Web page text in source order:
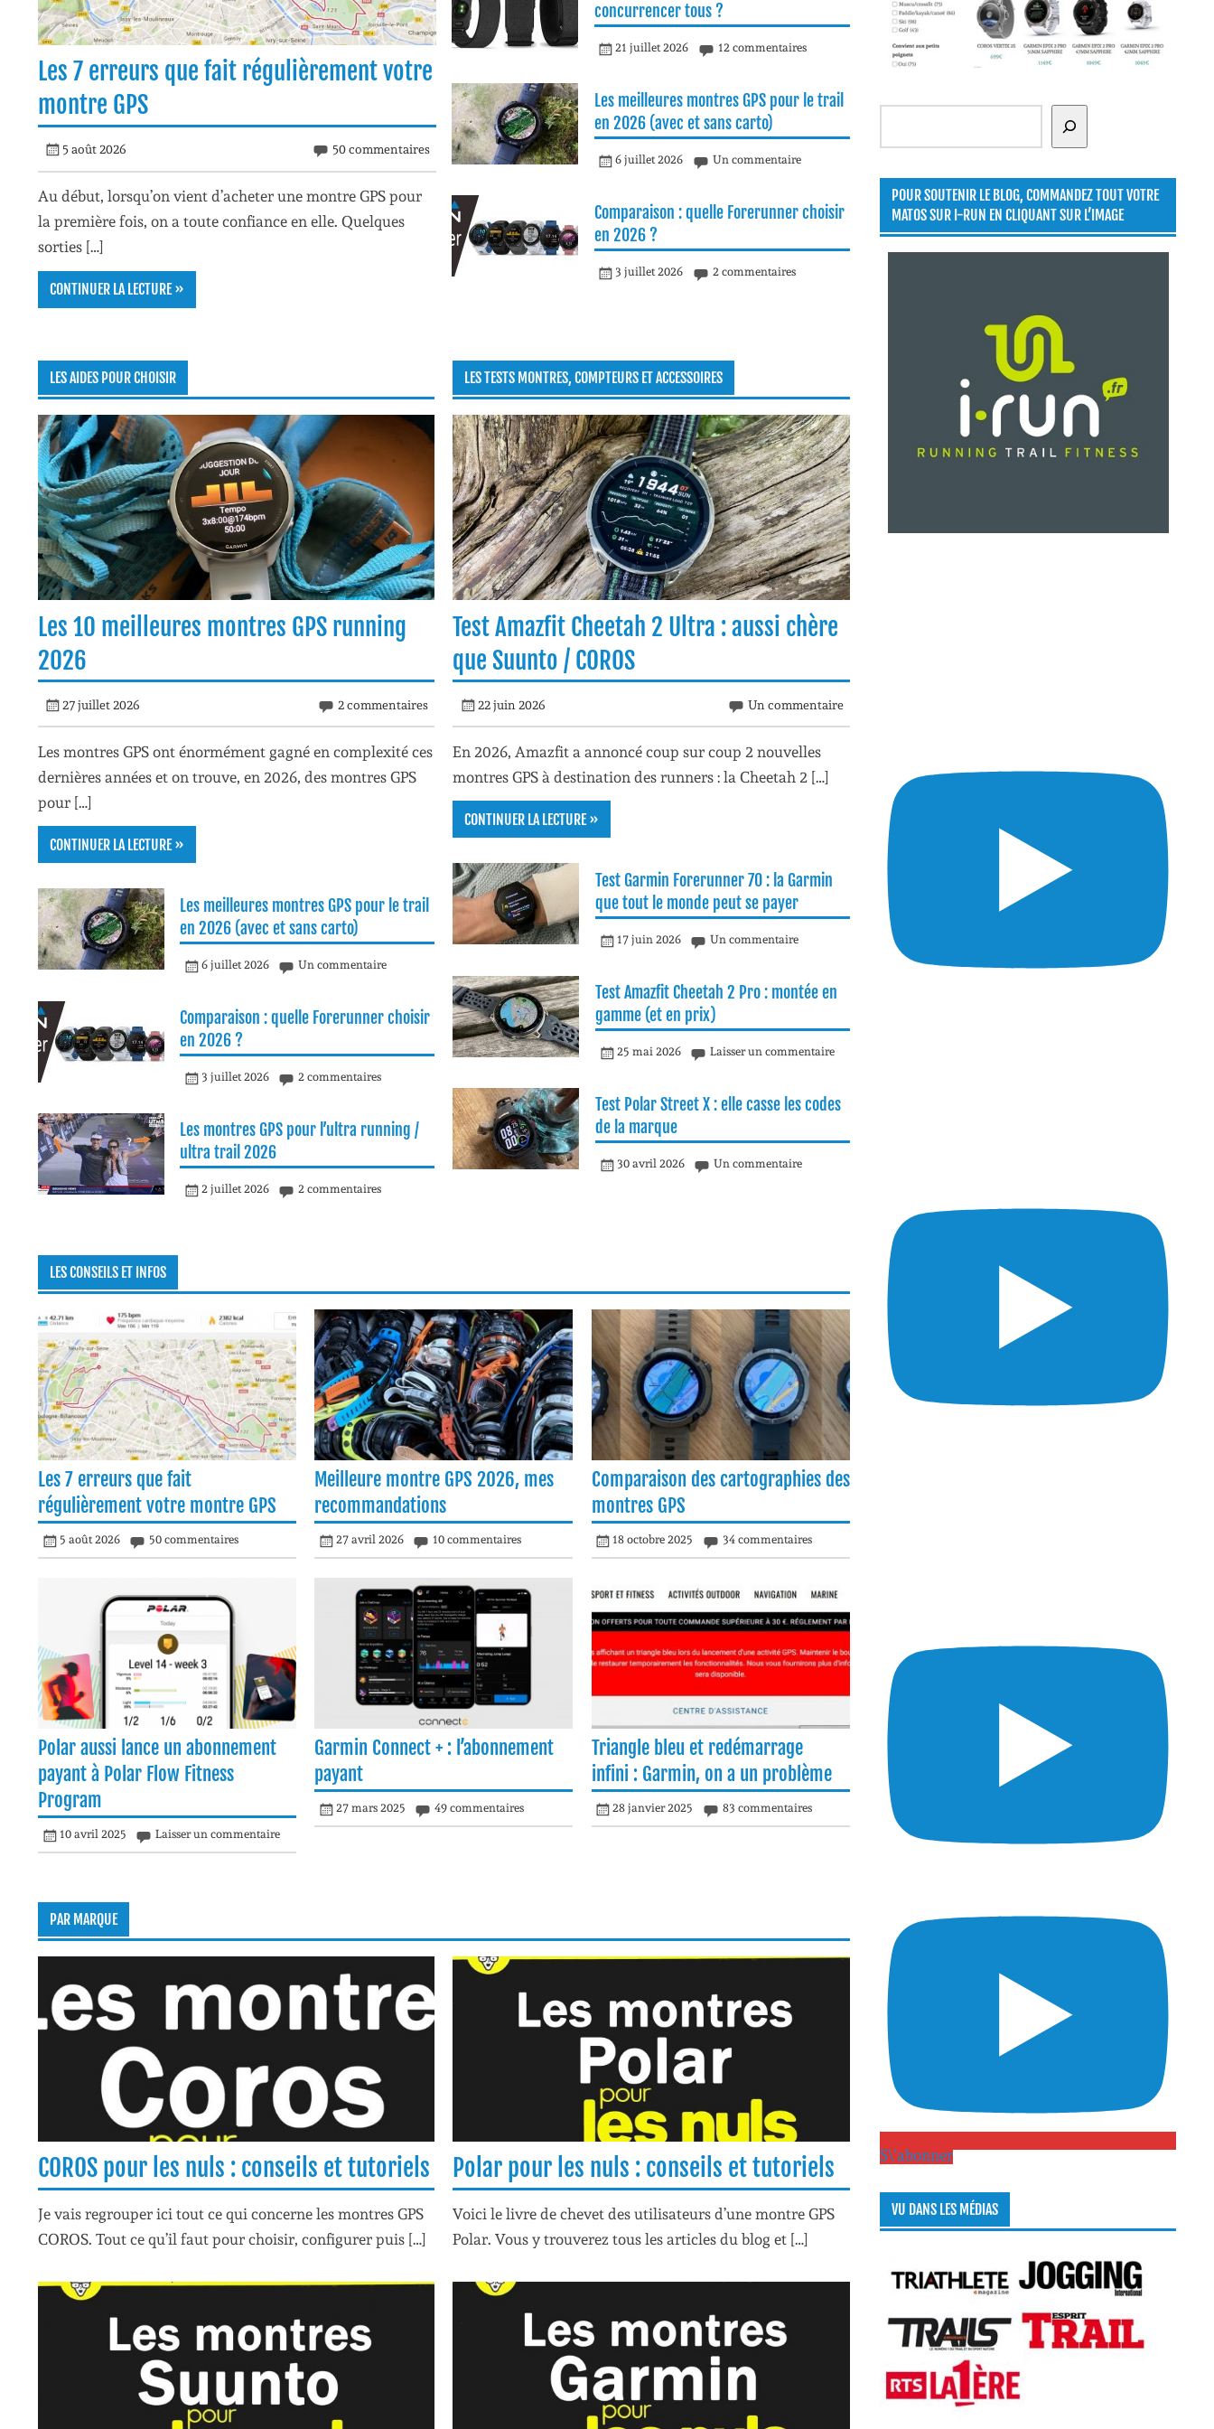
Les 7 erreurs que fait régulièrement votre
montre GPS
5 août 2026 50 commentaires
Au début, lorsqu’on vient d’acheter une montre GPS pour
la première fois, on a toute confiance en elle. Quelques
sorties […]
CONTINUER LA LECTURE »
concurrencer tous ?
21 juillet 2026 12 commentaires
Les meilleures montres GPS pour le trail
en 2026 (avec et sans carto)
6 juillet 2026 Un commentaire
Comparaison : quelle Forerunner choisir
en 2026 ?
3 juillet 2026 2 commentaires
LES AIDES POUR CHOISIR
Les 10 meilleures montres GPS running
2026
27 juillet 2026 2 commentaires
Les montres GPS ont énormément gagné en complexité ces
dernières années et on trouve, en 2026, des montres GPS
pour […]
CONTINUER LA LECTURE »
Les meilleures montres GPS pour le trail
en 2026 (avec et sans carto)
6 juillet 2026 Un commentaire
Comparaison : quelle Forerunner choisir
en 2026 ?
3 juillet 2026 2 commentaires
Les montres GPS pour l’ultra running /
ultra trail 2026
2 juillet 2026 2 commentaires
LES TESTS MONTRES, COMPTEURS ET ACCESSOIRES
Test Amazfit Cheetah 2 Ultra : aussi chère
que Suunto / COROS
22 juin 2026 Un commentaire
En 2026, Amazfit a annoncé coup sur coup 2 nouvelles
montres GPS à destination des runners : la Cheetah 2 […]
CONTINUER LA LECTURE »
Test Garmin Forerunner 70 : la Garmin
que tout le monde peut se payer
17 juin 2026 Un commentaire
Test Amazfit Cheetah 2 Pro : montée en
gamme (et en prix)
25 mai 2026 Laisser un commentaire
Test Polar Street X : elle casse les codes
de la marque
30 avril 2026 Un commentaire
LES CONSEILS ET INFOS
Les 7 erreurs que fait
régulièrement votre montre GPS
5 août 2026 50 commentaires
Meilleure montre GPS 2026, mes
recommandations
27 avril 2026 10 commentaires
Comparaison des cartographies des
montres GPS
18 octobre 2025 34 commentaires
Polar aussi lance un abonnement
payant à Polar Flow Fitness
Program
10 avril 2025 Laisser un commentaire
Garmin Connect + : l’abonnement
payant
27 mars 2025 49 commentaires
Triangle bleu et redémarrage
infini : Garmin, on a un problème
28 janvier 2025 83 commentaires
PAR MARQUE
COROS pour les nuls : conseils et tutoriels
Je vais regrouper ici tout ce qui concerne les montres GPS
COROS. Tout ce qu’il faut pour choisir, configurer puis […]
Polar pour les nuls : conseils et tutoriels
Voici le livre de chevet des utilisateurs d’une montre GPS
Polar. Vous y trouverez tous les articles du blog et […]
Rechercher
POUR SOUTENIR LE BLOG, COMMANDEZ TOUT VOTRE
MATOS SUR I-RUN EN CLIQUANT SUR L’IMAGE
S\'abonner
VU DANS LES MÉDIAS